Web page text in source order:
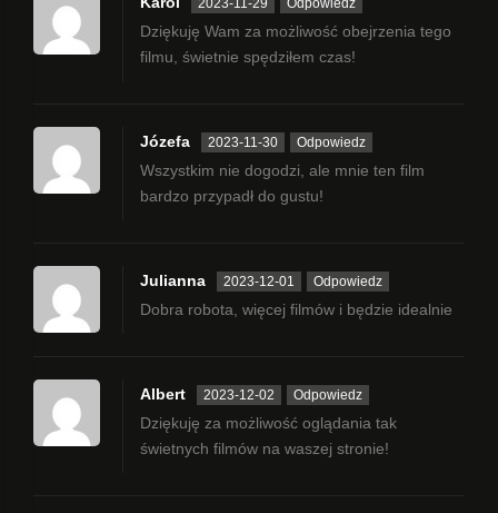
Dziękuję Wam za możliwość obejrzenia tego
filmu, świetnie spędziłem czas!
Józefa 2023-11-30 Odpowiedz
Wszystkim nie dogodzi, ale mnie ten film
bardzo przypadł do gustu!
Julianna 2023-12-01 Odpowiedz
Dobra robota, więcej filmów i będzie idealnie
Albert 2023-12-02 Odpowiedz
Dziękuję za możliwość oglądania tak
świetnych filmów na waszej stronie!